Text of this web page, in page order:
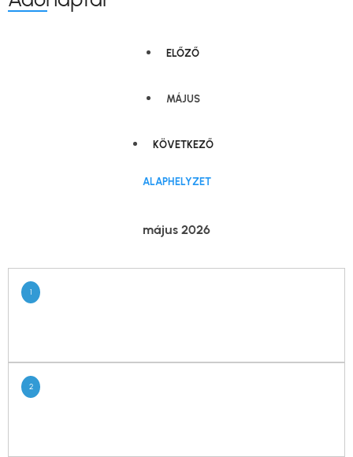
ELŐZŐ
MÁJUS
KÖVETKEZŐ
ALAPHELYZET
május 2026
1
2